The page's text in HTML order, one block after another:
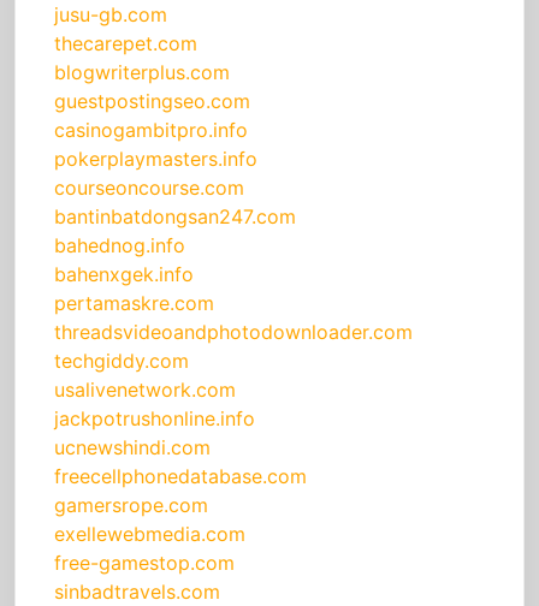
jusu-gb.com
thecarepet.com
blogwriterplus.com
guestpostingseo.com
casinogambitpro.info
pokerplaymasters.info
courseoncourse.com
bantinbatdongsan247.com
bahednog.info
bahenxgek.info
pertamaskre.com
threadsvideoandphotodownloader.com
techgiddy.com
usalivenetwork.com
jackpotrushonline.info
ucnewshindi.com
freecellphonedatabase.com
gamersrope.com
exellewebmedia.com
free-gamestop.com
sinbadtravels.com